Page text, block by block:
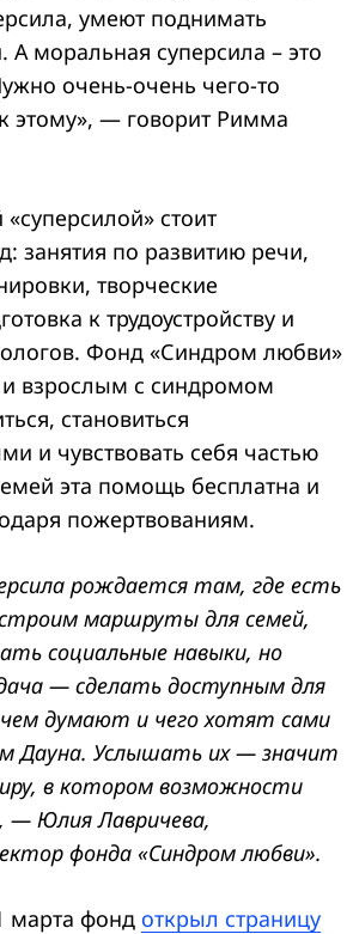
умеют поднимать
моральная суперсила – это
очень-очень чего-то
этому», — говорит Римма
стоит
занятия по развитию речи,
творческие
к трудоустройству и
Фонд «Синдром любви»
взрослым с синдромом
становиться
и чувствовать себя частью
эта помощь бесплатна и
пожертвованиям.
рождается там, где есть
маршруты для семей,
социальные навыки, но
— сделать доступным для
думают и чего хотят сами
Дауна. Услышать их — значит
в котором возможности
— Юлия Лавричева,
фонда «Синдром любви».
марта фонд открыл страницу